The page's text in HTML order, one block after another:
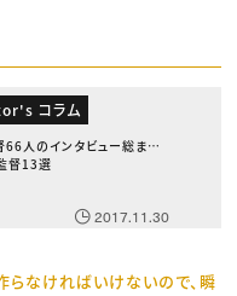
コラム
人のインタビュー総まと
督13選
2017.11.30
らなければいけないので、瞬